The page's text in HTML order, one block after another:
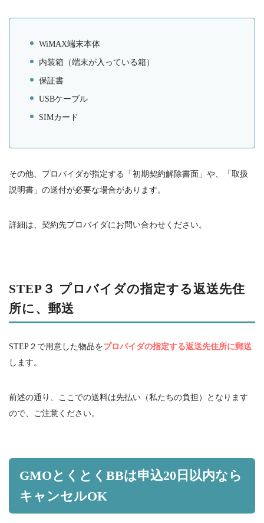
WiMAX端末本体
内装箱（端末が入っている箱）
保証書
USBケーブル
SIMカード
その他、プロバイダが指定する「初期契約解除書面」や、「取扱
説明書」の送付が必要な場合があります。
詳細は、契約先プロバイダにお問い合わせください。
STEP３ プロバイダの指定する返送先住
所に、郵送
STEP２で用意した物品をプロバイダの指定する返送先住所に郵送
します。
前述の通り、ここでの送料は先払い（私たちの負担）となります
ので、ご注意ください。
GMO とくとく BBは申込20 日以内なら
キャンセルOK